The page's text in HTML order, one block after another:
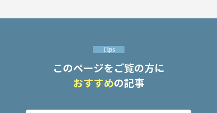
Tips
このページをご覧の方に
おすすめの記事